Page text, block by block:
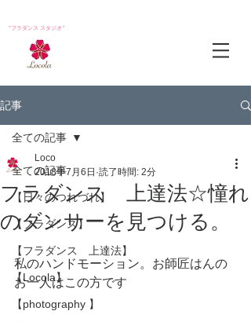
*フラダンス スタジオ*
記事
全ての記事
【日々のつれづれ】
【フラダンス】
【フラダンス 上達法】
【Locola】
【photography 】
全ての記事
フラダンス 上達法☆憧れ
のダンサーを見つける。
Loco
2018年7月6日 読了時間: 2分
私のハンドモーション。お師匠はんの
お一人はこの方です